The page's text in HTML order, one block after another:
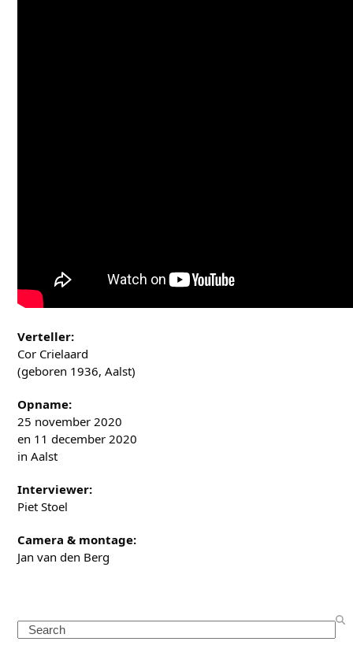
Verteller:
Cor Crielaard
(geboren 1936, Aalst)
Opname:
25 november 2020
en 11 december 2020
in Aalst
Interviewer:
Piet Stoel
Camera & montage:
Jan van den Berg
Search